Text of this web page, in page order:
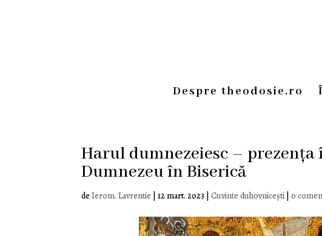
Despre theodosie.ro
Harul dumnezeiesc –
Dumnezeu în Biserică
deIerom. Lavrentie |12 mart. 2023 |Cuvinte duhovnicești |0